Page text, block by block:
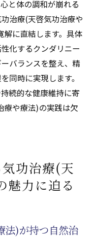
と体の調和が崩れる
治療(天啓気功治療や
に直結します。具体
化するクンダリニー
バランスを整え、精
同時に実現します。
続的な健康維持に寄
療や療法)の実践は欠
功治療(天
魅力に迫る
法)が持つ自然治